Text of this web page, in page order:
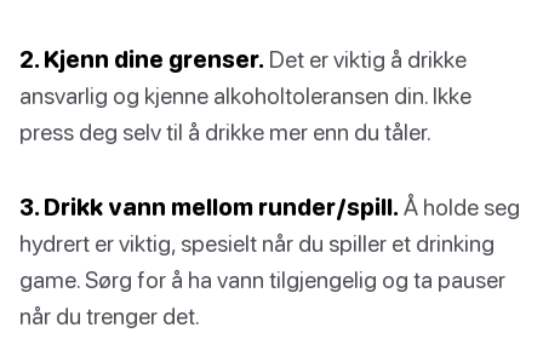
2. Kjenn dine grenser. Det er viktig å drikke
ansvarlig og kjenne alkoholtoleransen din. Ikke
press deg selv til å drikke mer enn du tåler.
3. Drikk vann mellom runder/spill. Å holde seg
hydrert er viktig, spesielt når du spiller et drinking
game. Sørg for å ha vann tilgjengelig og ta pauser
når du trenger det.